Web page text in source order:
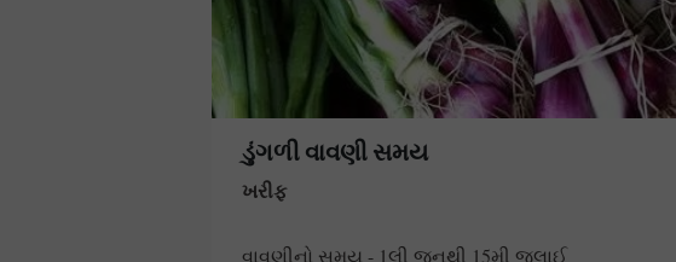
ડુંગળી વાવણી સમય
ખરીફ
વાવણીનો સમય - 1લી જૂનથી 15મી જુલાઈ